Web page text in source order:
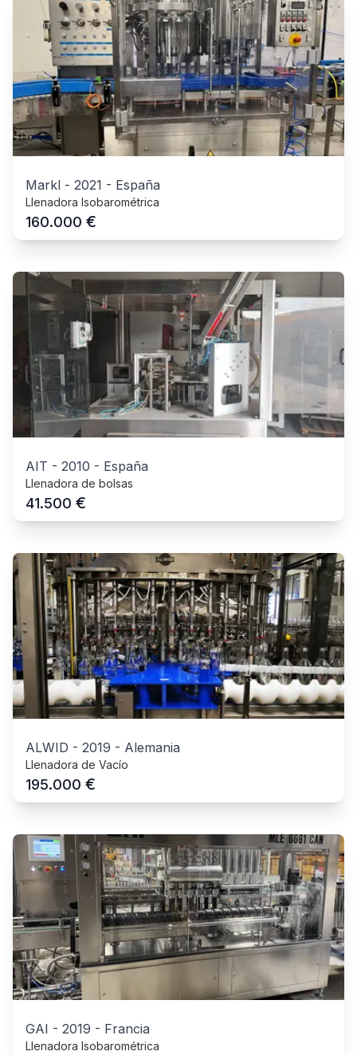
Markl - 2021 - España
Llenadora Isobarométrica
160.000 €
AIT - 2010 - España
Llenadora de bolsas
41.500 €
ALWID - 2019 - Alemania
Llenadora de Vacío
195.000 €
GAI - 2019 - Francia
Llenadora Isobarométrica